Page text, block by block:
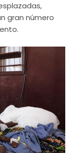
gran número